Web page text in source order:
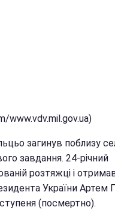
www.vdv.mil.gov.ua)
загинув поблизу
завдання. 24-річний
розтяжці і
України Артем
(посмертно).